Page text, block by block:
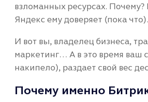
взломанных ресурсах.
Яндекс ему доверяет (пока
И вот вы, владелец бизнеса,
маркетинг… А в это время ваш
накипело), раздает свой вес
Почему именно